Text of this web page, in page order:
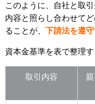
このように、自社と取
内容と照らし合わせて
ることが、 下請法を遵守
資本金基準を表で整理
取引内容